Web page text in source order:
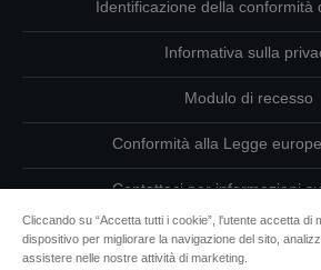
Identificazione della conformità
Informativa sulla
Modulo di recesso
Conformità alla Legge
Contattaci per informazioni
Informazioni sui
Cliccando su “Accetta tutti i cookie”, l'utente accetta di
dispositivo per migliorare la navigazione del sito,
assistere nelle nostre attività di marketing.